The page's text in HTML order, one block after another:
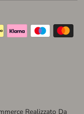
Realizzato Da